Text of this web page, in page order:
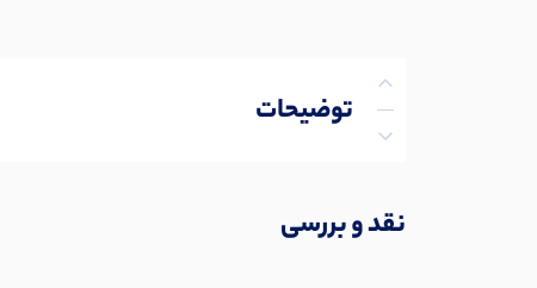
توضیحات
نظرات (0)
نقد و بررسی